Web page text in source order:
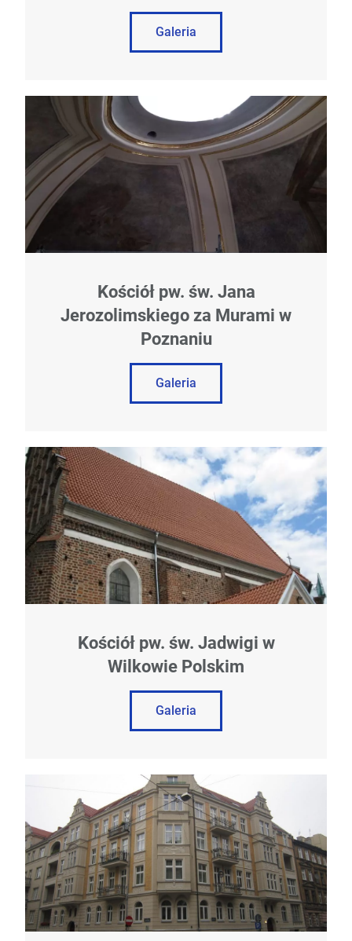
Galeria
Kościół pw. św. Jana
Jerozolimskiego za Murami w
Poznaniu
Galeria
Kościół pw. św. Jadwigi w
Wilkowie Polskim
Galeria